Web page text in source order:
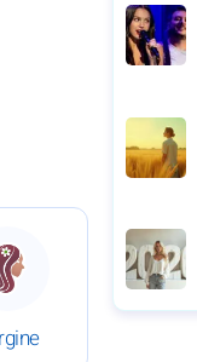
4 luglio 2026
: Oroscopo completo